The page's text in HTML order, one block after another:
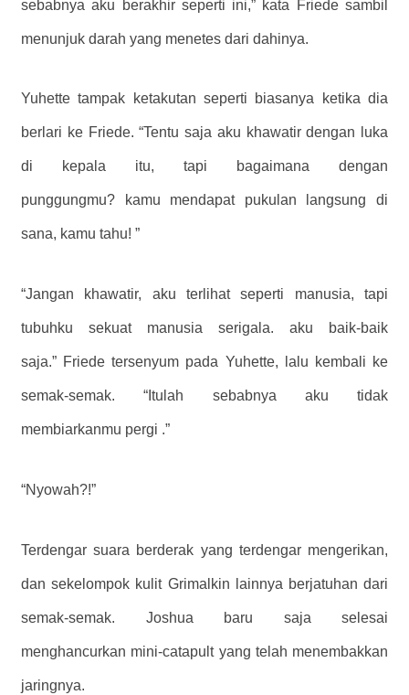
sebabnya aku berakhir seperti ini,” kata Friede sambil
menunjuk darah yang menetes dari dahinya.
Yuhette tampak ketakutan seperti biasanya ketika dia
berlari ke Friede. “Tentu saja aku khawatir dengan luka
di kepala itu, tapi bagaimana dengan
punggungmu? kamu mendapat pukulan langsung di
sana, kamu tahu! ”
“Jangan khawatir, aku terlihat seperti manusia, tapi
tubuhku sekuat manusia serigala. aku baik-baik
saja.” Friede tersenyum pada Yuhette, lalu kembali ke
semak-semak. “Itulah sebabnya aku tidak
membiarkanmu pergi .”
“Nyowah?!”
Terdengar suara berderak yang terdengar mengerikan,
dan sekelompok kulit Grimalkin lainnya berjatuhan dari
semak-semak. Joshua baru saja selesai
menghancurkan mini-catapult yang telah menembakkan
jaringnya.